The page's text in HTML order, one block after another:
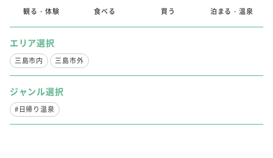
観る・体験 食べる 買う 泊まる・温泉
エリア選択
三島市内 三島市外
ジャンル選択
#日帰り温泉